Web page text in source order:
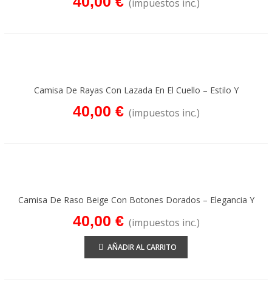
(impuestos inc.)
Camisa De Rayas Con Lazada En El Cuello – Estilo Y
40,00 € (impuestos inc.)
Camisa De Raso Beige Con Botones Dorados – Elegancia Y
40,00 € (impuestos inc.)
AÑADIR AL CARRITO